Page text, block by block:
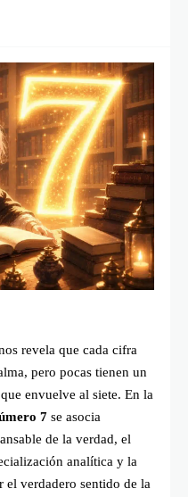
revela que cada cifra
pero pocas tienen un
envuelve al siete. En la
7 se asocia
de la verdad, el
analítica y la
el verdadero sentido de la